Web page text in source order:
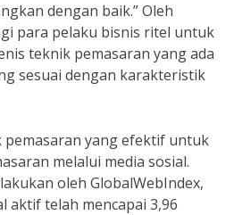
dengan baik.” Oleh
para pelaku bisnis ritel untuk
teknik pemasaran yang ada
sesuai dengan karakteristik
pemasaran yang efektif untuk
melalui media sosial.
oleh GlobalWebIndex,
aktif telah mencapai 3,96